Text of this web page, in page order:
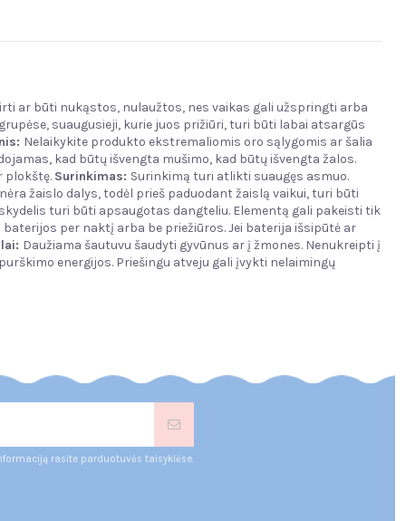
ar būti nukąstos, nulaužtos, nes vaikas gali užspringti arba
suaugusieji, kurie juos prižiūri, turi būti labai atsargūs
: Nelaikykite produkto ekstremaliomis oro sąlygomis ar šalia
kad būtų išvengta mušimo, kad būtų išvengta žalos.
plokštę. Surinkimas: Surinkimą turi atlikti suaugęs asmuo.
žaislo dalys, todėl prieš paduodant žaislą vaikui, turi būti
turi būti apsaugotas dangteliu. Elementą gali pakeisti tik
per naktį arba be priežiūros. Jei baterija išsipūtė ar
Daužiama šautuvu šaudyti gyvūnus ar į žmones. Nenukreipti į
energijos. Priešingu atveju gali įvykti nelaimingų
rasite parduotuvės taisyklėse.